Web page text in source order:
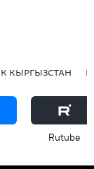
КЫРГЫЗСТАН
Rutube